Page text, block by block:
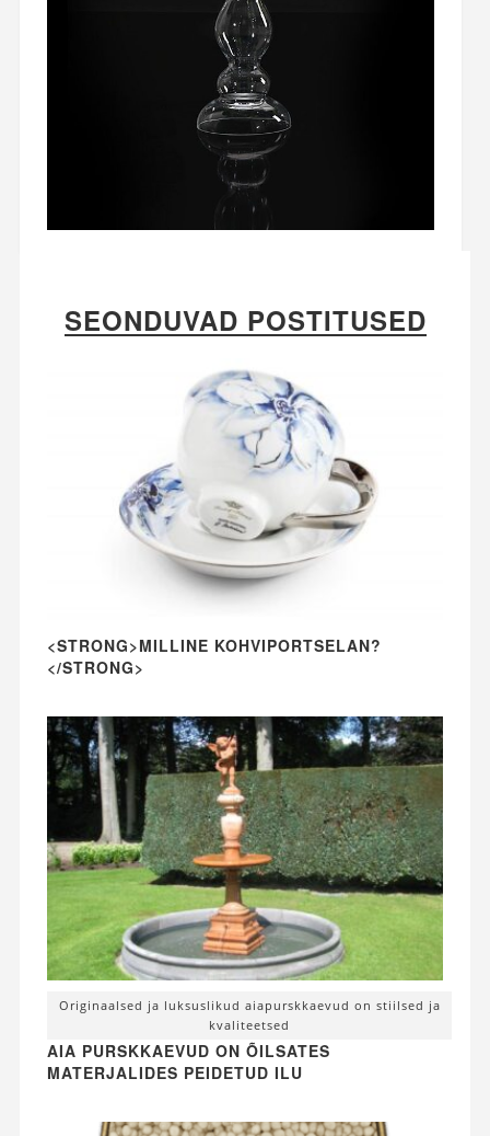
SEONDUVAD POSTITUSED
<STRONG>MILLINE KOHVIPORTSELAN?
</STRONG>
Originaalsed ja luksuslikud aiapurskkaevud on stiilsed ja
kvaliteetsed
AIA PURSKKAEVUD ON ÕILSATES
MATERJALIDES PEIDETUD ILU